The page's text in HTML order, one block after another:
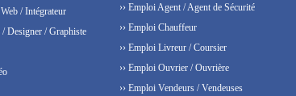
/ Intégrateur
Designer / Graphiste
›› Emploi Agent / Agent de Sécurité
›› Emploi Chauffeur
›› Emploi Livreur / Coursier
›› Emploi Ouvrier / Ouvrière
›› Emploi Vendeurs / Vendeuses